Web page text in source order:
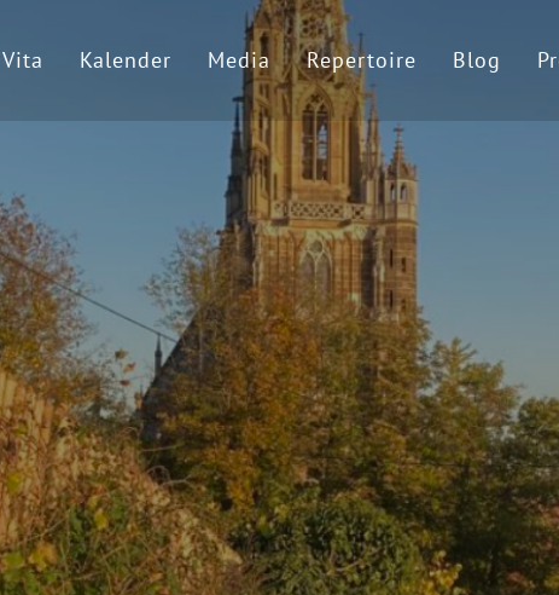
Vita Kalender Media Repertoire Blog